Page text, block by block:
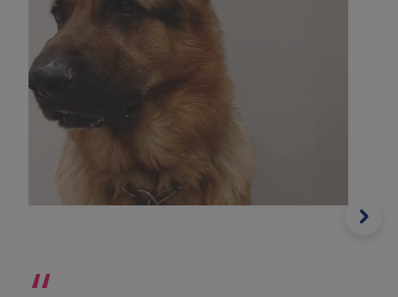
“
Chien très attachant ,calme et sociable.